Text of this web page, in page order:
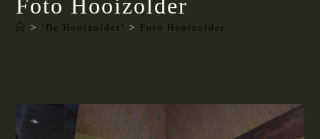
Foto Hooizolder
> ‘De Hooizolder’ > Foto Hooizolder